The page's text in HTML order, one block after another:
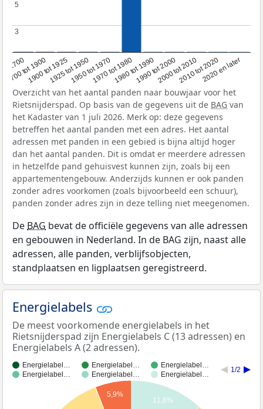
1700
1700 tot 1900
1900 tot 19251925 tot 19501950 tot 19701970 tot 19801980 tot 19901990 tot 20002000 tot 20102010 tot 20202020 en later
3
3
5
5
Overzicht van het aantal panden naar bouwjaar voor het
Rietsnijderspad. Op basis van de gegevens uit de BAG van
het Kadaster van 1 juli 2026. Merk op: deze gegevens
betreffen het aantal panden met een adres. Het aantal
adressen met panden in een gebied is bijna altijd hoger
dan het aantal panden. Dit is omdat er meerdere adressen
in hetzelfde pand gehuisvest kunnen zijn, zoals bij een
appartementengebouw. Anderzijds kunnen er ook panden
zonder adres voorkomen (zoals bijvoorbeeld een schuur),
panden zonder adres zijn in deze telling niet meegenomen.
De BAG bevat de officiële gegevens van alle adressen
en gebouwen in Nederland. In de BAG zijn, naast alle
adressen, alle panden, verblijfsobjecten,
standplaatsen en ligplaatsen geregistreerd.
Energielabels
De meest voorkomende energielabels in het
Rietsnijderspad zijn Energielabels C (13 adressen) en
Energielabels A (2 adressen).
Energielabel… Energielabel…
Energielabel…
Energielabel…
Energielabel… Energielabel…
1/2
11,8%
5,9%